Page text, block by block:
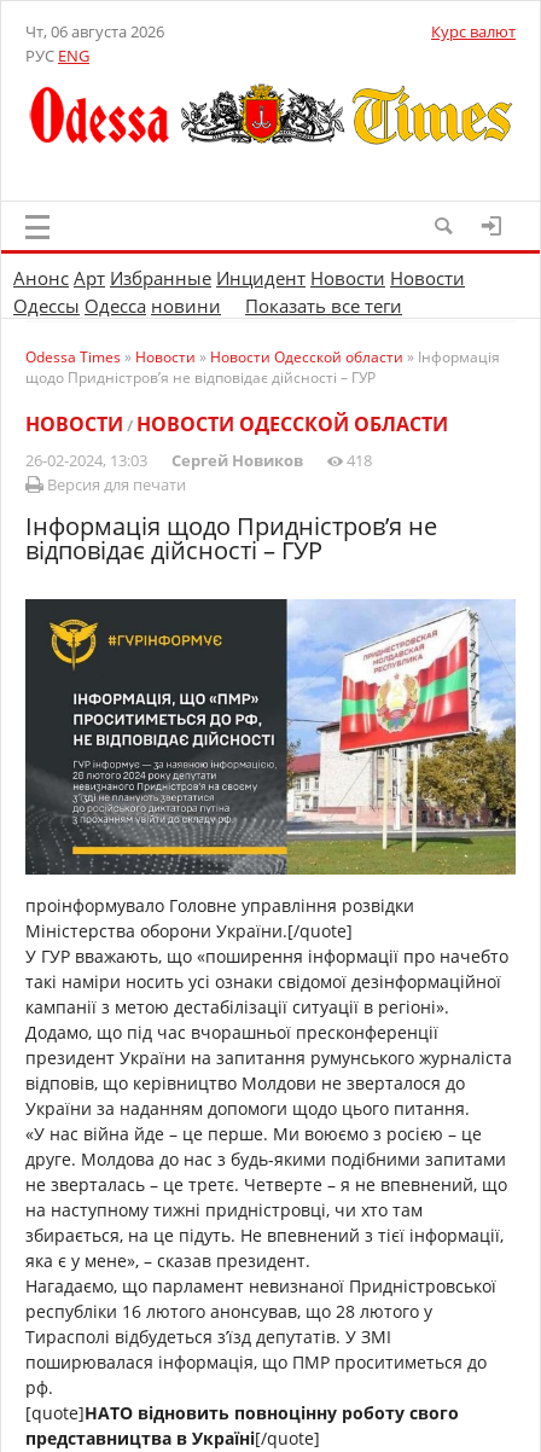
Чт, 06 августа 2026
РУС ENG
Курс валют
Анонс Арт Избранные Инцидент Новости Новости
Одессы Одесса новини Показать все теги
Odessa Times» Новости » Новости Одесской области » Інформація
щодо Придністров’я не відповідає дійсності – ГУР
НОВОСТИ / НОВОСТИ ОДЕССКОЙ ОБЛАСТИ
26-02-2024, 13:03 Сергей Новиков
418
Версия для печати
Інформація щодо Придністров’я не
відповідає дійсності – ГУР
проінформувало Головне управління розвідки
Міністерства оборони України.[/quote]
У ГУР вважають, що «поширення інформації про начебто
такі наміри носить усі ознаки свідомої дезінформаційної
кампанії з метою дестабілізації ситуації в регіоні».
Додамо, що під час вчорашньої пресконференції
президент України на запитання румунського журналіста
відповів, що керівництво Молдови не зверталося до
України за наданням допомоги щодо цього питання.
«У нас війна йде – це перше. Ми воюємо з росією – це
друге. Молдова до нас з будь-якими подібними запитами
не зверталась – це третє. Четверте – я не впевнений, що
на наступному тижні придністровці, чи хто там
збирається, на це підуть. Не впевнений з тієї інформації,
яка є у мене», – сказав президент.
Нагадаємо, що парламент невизнаної Придністровської
республіки 16 лютого анонсував, що 28 лютого у
Тирасполі відбудеться з’їзд депутатів. У ЗМІ
поширювалася інформація, що ПМР проситиметься до
рф.
[quote]НАТО відновить повноцінну роботу свого
представництва в Україні[/quote]